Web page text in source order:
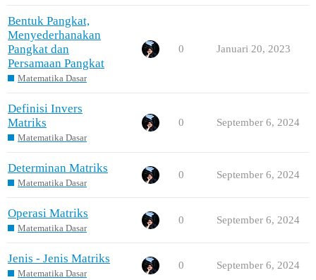
Bentuk Pangkat,
Menyederhanakan
Pangkat dan
Persamaan Pangkat
Matematika Dasar
0 Januari 20, 2023
Definisi Invers
Matriks
Matematika Dasar
0 September 6, 2024
Determinan Matriks
Matematika Dasar
0 September 6, 2024
Operasi Matriks
Matematika Dasar
0 September 6, 2024
Jenis - Jenis Matriks
Matematika Dasar
0 September 6, 2024